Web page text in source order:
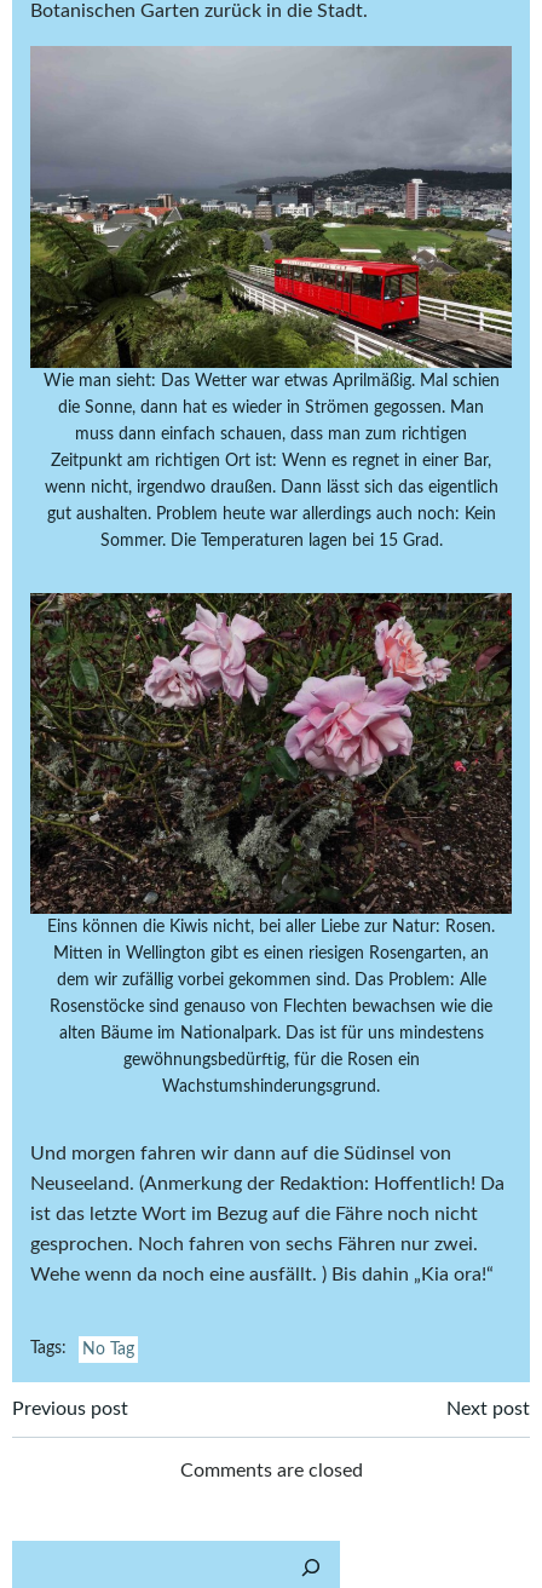
Botanischen Garten zurück in die Stadt.
Wie man sieht: Das Wetter war etwas Aprilmäßig. Mal schien
die Sonne, dann hat es wieder in Strömen gegossen. Man
muss dann einfach schauen, dass man zum richtigen
Zeitpunkt am richtigen Ort ist: Wenn es regnet in einer Bar,
wenn nicht, irgendwo draußen. Dann lässt sich das eigentlich
gut aushalten. Problem heute war allerdings auch noch: Kein
Sommer. Die Temperaturen lagen bei 15 Grad.
Eins können die Kiwis nicht, bei aller Liebe zur Natur: Rosen.
Mitten in Wellington gibt es einen riesigen Rosengarten, an
dem wir zufällig vorbei gekommen sind. Das Problem: Alle
Rosenstöcke sind genauso von Flechten bewachsen wie die
alten Bäume im Nationalpark. Das ist für uns mindestens
gewöhnungsbedürftig, für die Rosen ein
Wachstumshinderungsgrund.
Und morgen fahren wir dann auf die Südinsel von
Neuseeland. (Anmerkung der Redaktion: Hoffentlich! Da
ist das letzte Wort im Bezug auf die Fähre noch nicht
gesprochen. Noch fahren von sechs Fähren nur zwei.
Wehe wenn da noch eine ausfällt. ) Bis dahin „Kia ora!“
Tags: No Tag
Post
navigation
Previous post
navigation
Next post
Comments are closed